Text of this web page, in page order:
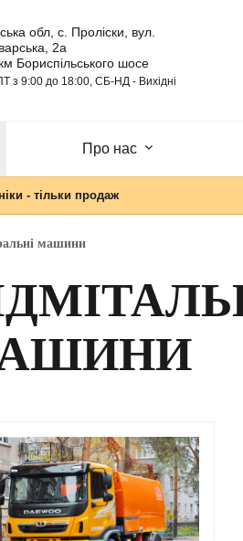
обл, с. Проліски, вул.
2а
Бориспільського шосе
з 9:00 до 18:00, СБ-НД - Вихідні
Про нас
- тільки продаж
машини